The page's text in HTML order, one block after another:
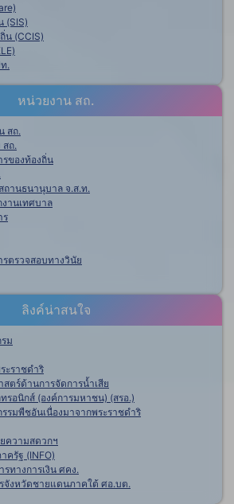
(SIS)
น (CCIS)
.
หน่วยงาน สถ.
สถ.
ถ.
รของท้องถิ่น
ถานธนานุบาล จ.ส.ท.
านเทศบาล
ร
ตรวจสอบทางวินัย
ลิงค์น่าสนใจ
ม
ะราชดำริ
ตร์ด้านการจัดการน้ำเสีย
รอนิกส์ (องค์การมหาชน) (สรอ.)
รมพืชอันเนื่องมาจากพระราชดำริ
ความสดวกฯ
ครัฐ (INFO)
ทางการเงิน ศคง.
จังหวัดชายแดนภาคใต้ ศอ.บต.